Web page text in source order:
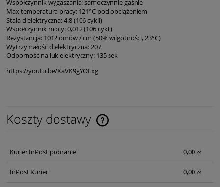
Współczynnik wygaszania: samoczynnie gaśnie
Max temperatura pracy: 121°C pod obciążeniem
Stała dielektryczna: 4.8 (106 cykli)
Współczynnik mocy: 0,012 (106 cykli)
Rezystancja: 1012 omów / cm (50% wilgotności, 23°C)
Wytrzymałość dielektryczna: 207
Odporność na łuk elektryczny: 135 sek
https://youtu.be/XaVK9gYOExg
Koszty dostawy
Cena nie zawiera ewentualnych kosztów płatności
Kurier InPost pobranie 0,00 zł
InPost Kurier 0,00 zł